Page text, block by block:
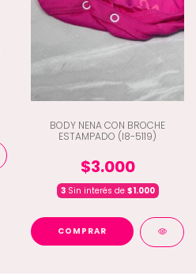
BODY NENA CON BROCHE
ESTAMPADO (I8-5119)
$3.000
3Sin interés de $1.000
COMPRAR